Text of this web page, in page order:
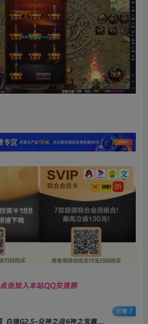
点击加入本站QQ交流群
[寄售]【战神引擎】白猪G2.5-众神之战4神之宝藏离线飞剑版免授权服务端+双端+教程
已售 7